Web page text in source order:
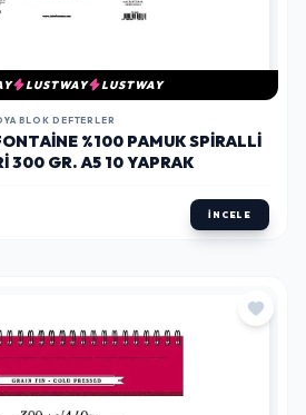
LUSTWAY LUSTWAY
BLOK DEFTERLER
%100 PAMUK SPIRALLI
300 GR. A5 10 YAPRAK
İNCELE